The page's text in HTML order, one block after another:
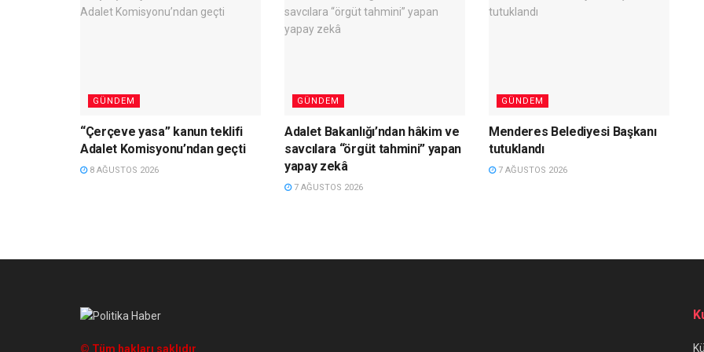
GÜNDEM
“Çerçeve yasa” kanun teklifi
Adalet Komisyonu’ndan geçti
8 AĞUSTOS 2026
GÜNDEM
Adalet Bakanlığı’ndan hâkim ve
savcılara “örgüt tahmini” yapan
yapay zekâ
7 AĞUSTOS 2026
GÜNDEM
Menderes Belediyesi Başkanı
tutuklandı
7 AĞUSTOS 2026
© Tüm hakları saklıdır